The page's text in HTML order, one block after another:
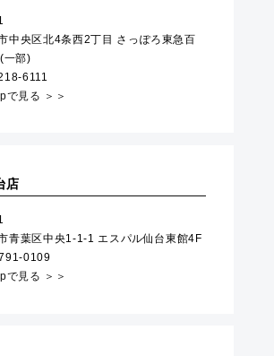
中央区北4条西2丁目 さっぽろ東急百
一部)
6111
で見る ＞＞
店
青葉区中央1-1-1 エスパル仙台東館4F
0109
で見る ＞＞